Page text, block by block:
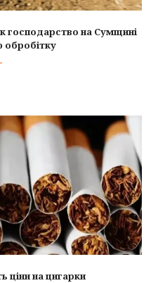
господарство на Сумщині
обробітку
ціни на цигарки